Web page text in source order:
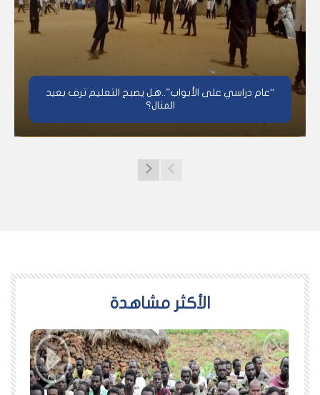
“عام دراسي على الأبواب”..هل يصبح التعليم ترف بعيد
المنال؟
اﻷكثر مشاهدة